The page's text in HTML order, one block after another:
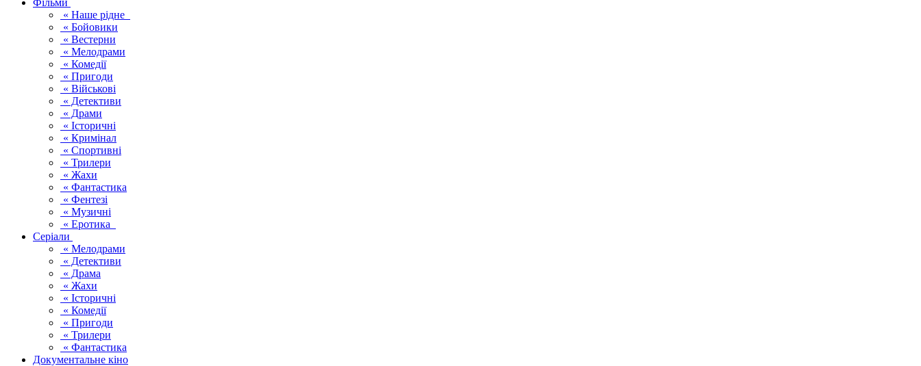
Фільми
« Наше рідне
« Бойовики
« Вестерни
« Мелодрами
« Комедії
« Пригоди
« Військові
« Детективи
« Драми
« Історичні
« Кримінал
« Спортивні
« Трилери
« Жахи
« Фантастика
« Фентезі
« Музичні
« Еротика
Серіали
« Мелодрами
« Детективи
« Драма
« Жахи
« Історичні
« Комедії
« Пригоди
« Трилери
« Фантастика
Документальне кіно